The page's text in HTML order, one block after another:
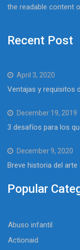
the readable content
Recent Post
April 3, 2020
Ventajas y requisitos
December 19, 2019
3 desafíos para los
December 9, 2020
Breve historia del arte
Popular
Abuso infantil
Actionaid